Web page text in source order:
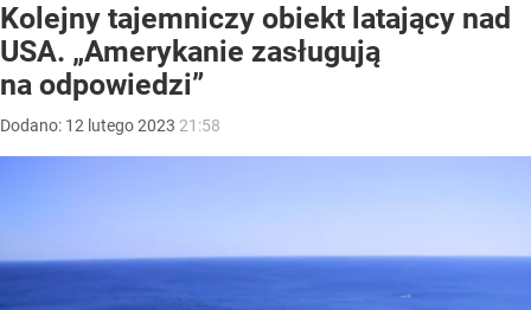
Kolejny tajemniczy obiekt latający nad
USA. „Amerykanie zasługują
na odpowiedzi”
Dodano: 12 lutego2023 21:58